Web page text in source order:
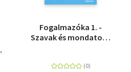
Fogalmazóka 1. -
Szavak és mondatok -